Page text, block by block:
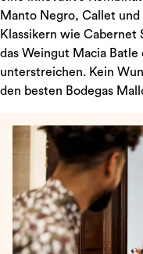
Manto Negro, Callet
Klassikern wie Cabernet
das Weingut Macia Batle
unterstreichen. Kein
den besten Bodegas